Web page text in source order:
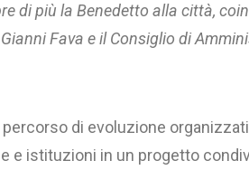
più la Benedetto alla città,
Fava e il Consiglio di
di evoluzione
e istituzioni in un progetto